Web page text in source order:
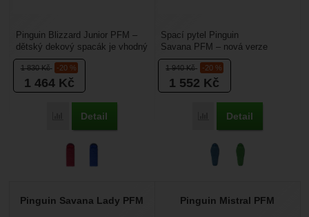
1 830Kč -20 %
1 464 Kč
Přidat 'Pinguin Blizzard Junior PFM' k porovnání
Detail
Pinguin Blizzard Junior PFM –
dětský dekový spacák je vhodný
pro spaní v chladném počasí,
hodí se tedy...
1 940Kč -20 %
1 552 Kč
Přidat 'Pinguin Savana
Detail
Spací pytel Pinguin
Savana PFM – nová verze
letního spacího pytle Savana s
náplní z dutých
vláken ThermicFibre...
Pinguin Savana Lady PFM Pinguin Mistral PFM